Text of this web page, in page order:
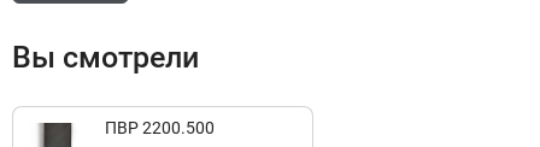
Вы смотрели
ПВР 2200.500